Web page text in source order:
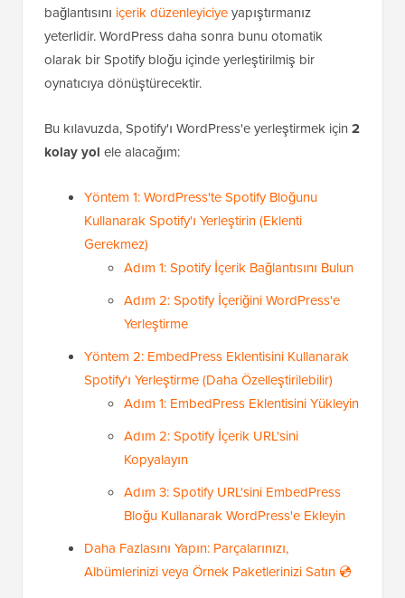
bağlantısını içerik düzenleyiciyeyapıştırmanız
yeterlidir. WordPress daha sonra bunu otomatik
olarak bir Spotify bloğu içinde yerleştirilmiş bir
oynatıcıya dönüştürecektir.
Bu kılavuzda, Spotify'ı WordPress'e yerleştirmek için 2
kolay yol ele alacağım:
Yöntem 1: WordPress'te Spotify Bloğunu
Kullanarak Spotify'ı Yerleştirin (Eklenti
Gerekmez)
Adım 1: Spotify İçerik Bağlantısını Bulun
Adım 2: Spotify İçeriğini WordPress'e
Yerleştirme
Yöntem 2: EmbedPress Eklentisini Kullanarak
Spotify'ı Yerleştirme (Daha Özelleştirilebilir)
Adım 1: EmbedPress Eklentisini Yükleyin
Adım 2: Spotify İçerik URL'sini
Kopyalayın
Adım 3: Spotify URL'sini EmbedPress
Bloğu Kullanarak WordPress'e Ekleyin
Daha Fazlasını Yapın: Parçalarınızı,
Albümlerinizi veya Örnek Paketlerinizi Satın 💿